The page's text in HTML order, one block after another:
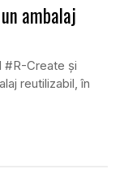
ambalaj
#R-Create și
reutilizabil, în